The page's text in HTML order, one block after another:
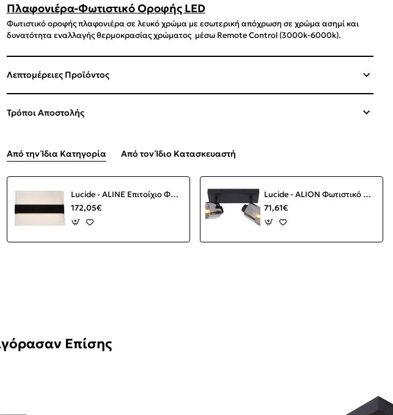
Πλαφονιέρα-Φωτιστικό Οροφής LED
Φωτιστικό οροφής πλαφονιέρα σε λευκό χρώμα με εσωτερική απόχρωση σε χρώμα ασημί και
δυνατότητα εναλλαγής θερμοκρασίας χρώματος μέσω Remote Control (3000k-6000k).
Λεπτομέρειες Προϊόντος
Τρόποι Αποστολής
Από την Ίδια Κατηγορία Από τον Ίδιο Κατασκευαστή
Lucide - ALINE Επιτοίχιο Φωτιστικό LED Διάφανο, Μαύρο Ματ 3000 K
172,05€
Lucide - ALION Φωτιστικό Οροφής 2φωτο Μαύρο Ματ (Black Mat)|Φυμέ (Smoke)
71,61€
Επίσης